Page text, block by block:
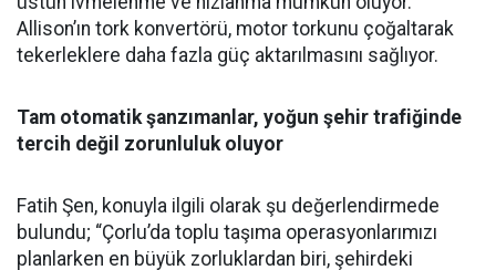
Allison’ın tork konvertörü, motor torkunu çoğaltarak
tekerleklere daha fazla güç aktarılmasını sağlıyor.
Tam otomatik şanzımanlar, yoğun şehir trafiğinde
tercih değil zorunluluk oluyor
Fatih Şen, konuyla ilgili olarak şu değerlendirmede
bulundu; “Çorlu’da toplu taşıma operasyonlarımızı
planlarken en büyük zorluklardan biri, şehirdeki